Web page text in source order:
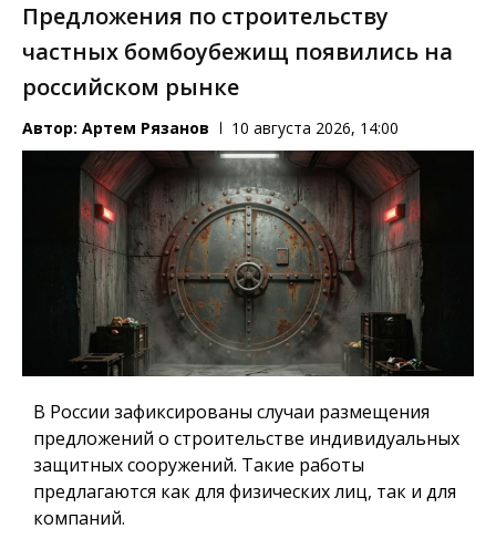
Предложения по строительству
частных бомбоубежищ появились на
российском рынке
Автор: Артем Рязанов 10 августа 2026, 14:00
В России зафиксированы случаи размещения
предложений о строительстве индивидуальных
защитных сооружений. Такие работы
предлагаются как для физических лиц, так и для
компаний.